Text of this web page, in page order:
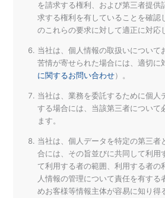
を請求する権利、および第三者提供
求する権利を有していることを確認
のこれらの要求に対して適正に対応
当社は、個人情報の取扱いについて
苦情が寄せられた場合には、適切に
に関するお問い合わせ）。
当社は、業務を委託するために個人
する場合には、当該第三者について
ます。
当社は、個人データを特定の第三者
合には、その旨並びに共同して利用
て利用する者の範囲、利用する者の
人情報の管理について責任を有する
めお客様等情報主体が容易に知り得